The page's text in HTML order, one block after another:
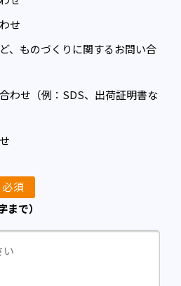
せ
、ものづくりに関するお問い合
わせ（例：SDS、出荷証明書な
必須
まで）